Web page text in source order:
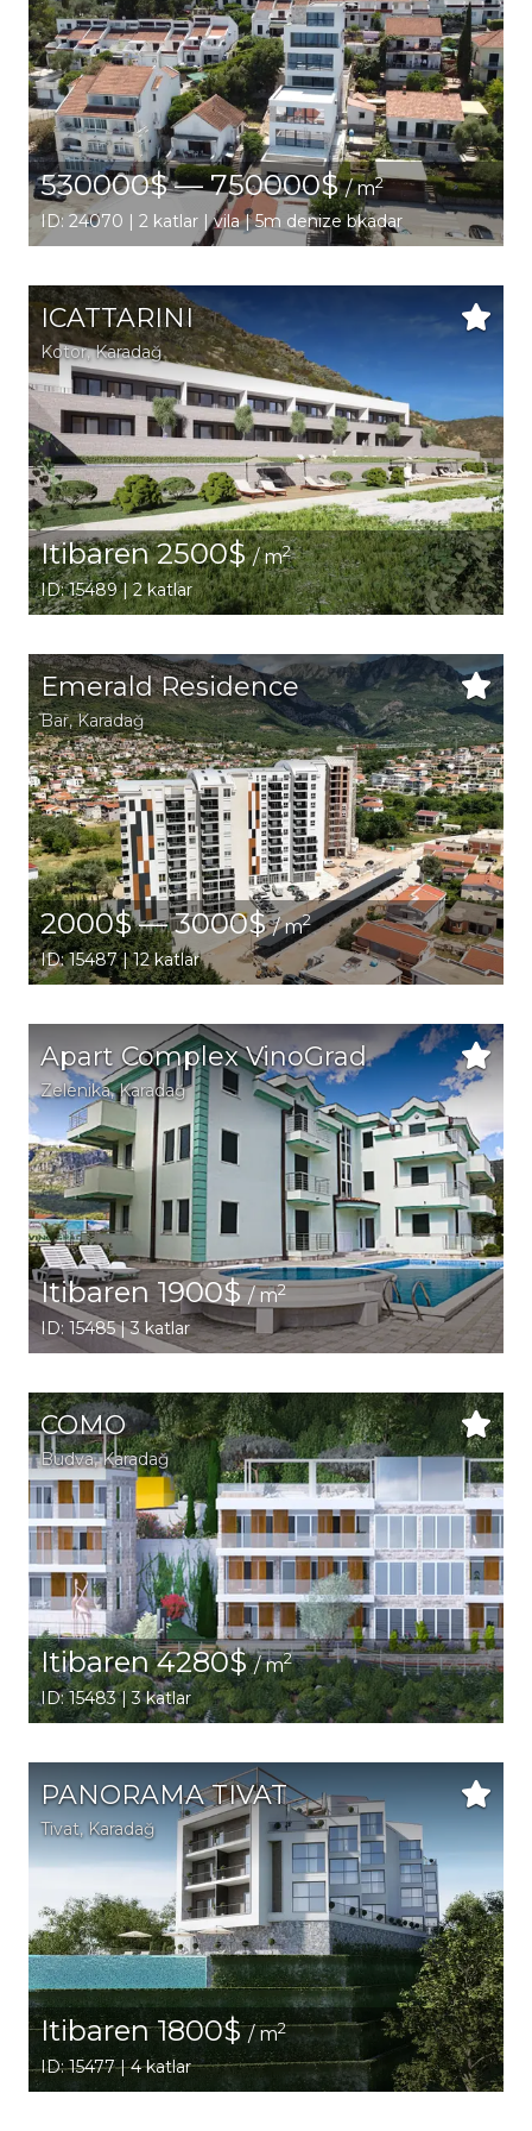
530000$ — 750000$/ m2
ID: 24070 | 2 katlar | vila | 5m denize bkadar
ICATTARINI
Kotor, Karadağ
Itibaren 2500$/ m2
ID: 15489 | 2 katlar
Emerald Residence
Bar, Karadağ
2000$ — 3000$/ m2
ID: 15487 | 12 katlar
Apart Complex VinoGrad
Zelenika, Karadağ
Itibaren 1900$/ m2
ID: 15485 | 3 katlar
COMO
Budva, Karadağ
Itibaren 4280$/ m2
ID: 15483 | 3 katlar
PANORAMA TIVAT
Tivat, Karadağ
Itibaren 1800$/ m2
ID: 15477 | 4 katlar